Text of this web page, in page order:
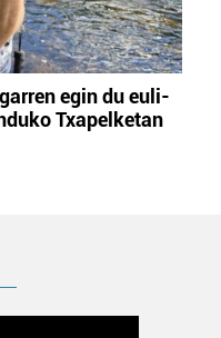
egin du euli-
Txapelketan